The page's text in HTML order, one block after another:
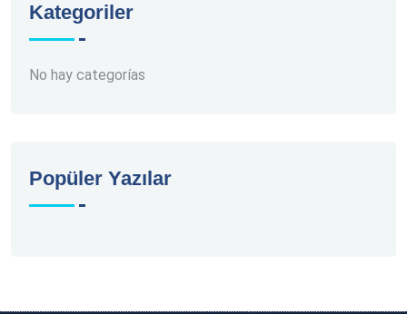
Kategoriler
No hay categorías
Popüler Yazılar